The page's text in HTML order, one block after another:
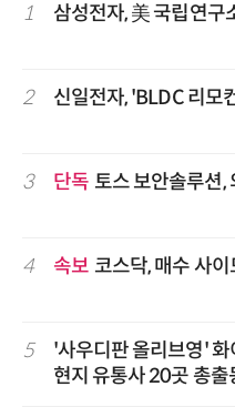
1 삼성전자, 美 국립연구
2 신일전자, 'BLDC 리모
3 단독 토스 보안솔루션,
4 속보 코스닥, 매수 사
5
'사우디판 올리브영'
현지 유통사 20곳 총출